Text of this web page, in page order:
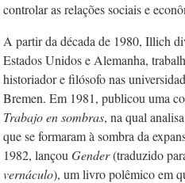
controlar as relações sociais e
A partir da década de 1980, Illich
Estados Unidos e Alemanha,
historiador e filósofo nas
Bremen. Em 1981, publicou uma
Trabajo en sombras, na qual
que se formaram à sombra da
1982, lançou Gender(traduzido
vernáculo), um livro polêmico em